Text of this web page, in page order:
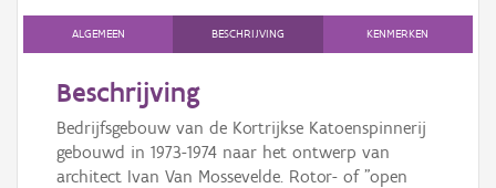
ALGEMEEN BESCHRIJVING KENMERKEN
Beschrijving
Bedrijfsgebouw van de Kortrijkse Katoenspinnerij
gebouwd in 1973-1974 naar het ontwerp van
architect Ivan Van Mossevelde. Rotor- of "open